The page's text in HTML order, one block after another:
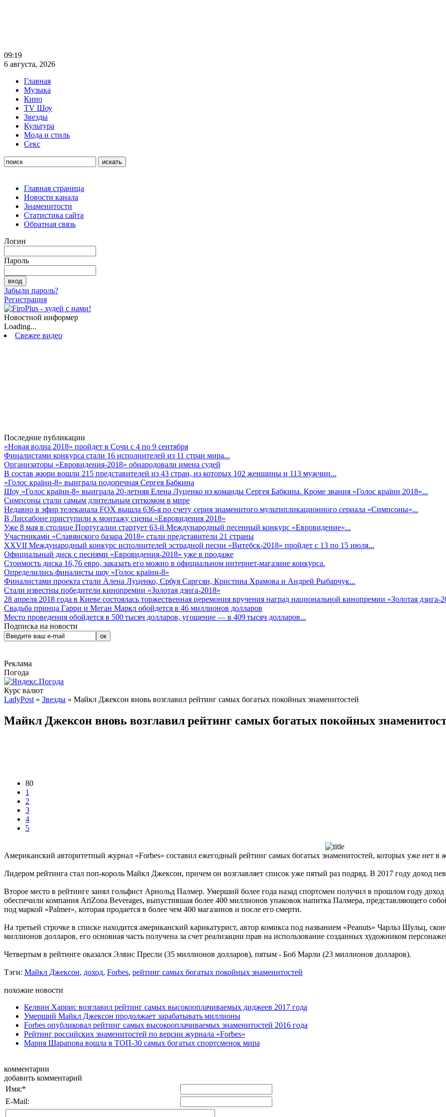
09:19
6 августа, 2026
Главная
Музыка
Кино
TV Шоу
Звезды
Культура
Мода и стиль
Секс
Главная страница
Новости канала
Знаменитости
Статистика сайта
Обратная связь
Логин
Пароль
Забыли пароль?
Регистрация
Новостной информер
Loading...
Свежее видео
Последние публикации
«Новая волна 2018» пройдет в Сочи с 4 по 9 сентября
Финалистами конкурса стали 16 исполнителей из 11 стран мира...
Организаторы «Евровидения-2018» обнародовали имена судей
В состав жюри вошли 215 представителей из 43 стран, из которых 102 женщины и 113 мужчин...
«Голос країни-8» выиграла подопечная Сергея Бабкина
Шоу «Голос країни-8» выиграла 20-летняя Елена Луценко из команды Сергея Бабкина. Кроме звания «Голос країни 2018»...
Симпсоны стали самым длительным ситкомом в мире
Недавно в эфир телеканала FOX вышла 636-я по счету серия знаменитого мультипликационного сериала «Симпсоны»...
В Лиссабоне приступили к монтажу сцены «Евровидения 2018»
Уже 8 мая в столице Португалии стартует 63-й Международный песенный конкурс «Евровидение»...
Участниками «Славянского базара 2018» стали представители 21 страны
XXVII Международный конкурс исполнителей эстрадной песни «Витебск-2018» пройдет с 13 по 15 июля...
Официальный диск с песнями «Евровидения-2018» уже в продаже
Стоимость диска 16,76 евро, заказать его можно в официальном интернет-магазине конкурса.
Определились финалисты шоу «Голос країни-8»
Финалистами проекта стали Алена Луценко, Србуя Саргсян, Кристина Храмова и Андрей Рыбарчук...
Стали известны победители кинопремии «Золотая дзига-2018»
28 апреля 2018 года в Киеве состоялась торжественная церемония вручения наград национальной кинопремии «Золотая дзига-
Свадьба принца Гарри и Меган Маркл обойдется в 46 миллионов долларов
Место проведения обойдется в 500 тысяч долларов, угощение — в 409 тысяч долларов...
Подписка на новости
Реклама
Погода
Курс валют
LadyPost » Звезды » Майкл Джексон вновь возглавил рейтинг самых богатых покойных знаменитостей
Майкл Джексон вновь возглавил рейтинг самых богатых покойных
80
1
2
3
4
5
Американский авторитетный журнал «Forbes» составил ежегодный рейтинг самых богатых знаменитостей, которых уже нет в
Лидером рейтинга стал поп-король Майкл Джексон, причем он возглавляет список уже пятый раз подряд. В 2017 году доход
Второе место в рейтинге занял гольфист Арнольд Палмер. Умерший более года назад спортсмен получил в прошлом году
обеспечили компания AriZona Beverages, выпустившая более 400 миллионов упаковок напитка Палмера, представляющего
под маркой «Palmer», которая продается в более чем 400 магазинов и после его смерти.
На третьей строчке в списке находится американский карикатурист, автор комикса под названием «Peanuts» Чарльз Шульц,
миллионов долларов, его основная часть получена за счет реализации прав на использование созданных художником
Четвертым в рейтинге оказался Элвис Пресли (35 миллионов долларов), пятым - Боб Марли (23 миллионов долларов).
Тэги: Майкл Джексон, доход, Forbes, рейтинг самых богатых покойных знаменитостей
похожие новости
Келвин Харрис возглавил рейтинг самых высокооплачиваемых диджеев 2017 года
Умерший Майкл Джексон продолжает зарабатывать миллионы
Forbes опубликовал рейтинг самых высокооплачиваемых знаменитостей 2016 года
Рейтинг российских знаменитостей по версии журнала «Forbes»
Мария Шарапова вошла в ТОП-30 самых богатых спортсменок мира
комментарии
добавить комментарий
Имя:*
E-Mail: